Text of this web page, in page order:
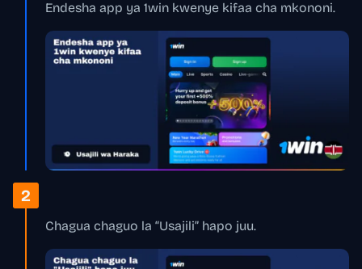
Endesha app ya 1win kwenye kifaa cha mkononi.
2
Chagua chaguo la “Usajili” hapo juu.